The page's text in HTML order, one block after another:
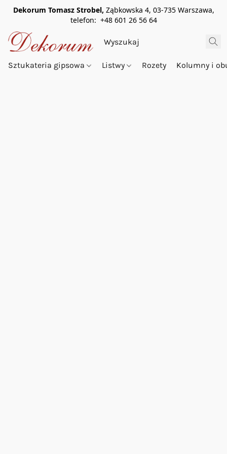
Dekorum Tomasz Strobel, Ząbkowska 4, 03-735 Warszawa,
telefon: +48 601 26 56 64
Sztukateria gipsowa Listwy Rozety Kolumny i